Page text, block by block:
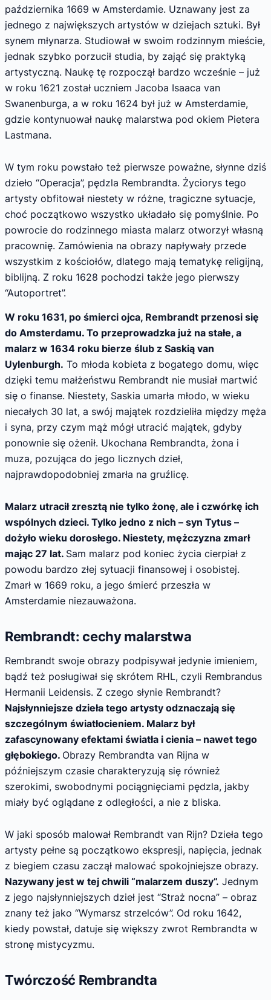
października 1669 w Amsterdamie. Uznawany jest za
jednego z największych artystów w dziejach sztuki. Był
synem młynarza. Studiował w swoim rodzinnym mieście,
jednak szybko porzucił studia, by zająć się praktyką
artystyczną. Naukę tę rozpoczął bardzo wcześnie – już
w roku 1621 został uczniem Jacoba Isaaca van
Swanenburga, a w roku 1624 był już w Amsterdamie,
gdzie kontynuował naukę malarstwa pod okiem Pietera
Lastmana.
W tym roku powstało też pierwsze poważne, słynne dziś
dzieło “Operacja”, pędzla Rembrandta. Życiorys tego
artysty obfitował niestety w różne, tragiczne sytuacje,
choć początkowo wszystko układało się pomyślnie. Po
powrocie do rodzinnego miasta malarz otworzył własną
pracownię. Zamówienia na obrazy napływały przede
wszystkim z kościołów, dlatego mają tematykę religijną,
biblijną. Z roku 1628 pochodzi także jego pierwszy
“Autoportret”.
W roku 1631, po śmierci ojca, Rembrandt przenosi się
do Amsterdamu. To przeprowadzka już na stałe, a
malarz w 1634 roku bierze ślub z Saskią van
Uylenburgh. To młoda kobieta z bogatego domu, więc
dzięki temu małżeństwu Rembrandt nie musiał martwić
się o finanse. Niestety, Saskia umarła młodo, w wieku
niecałych 30 lat, a swój majątek rozdzieliła między męża
i syna, przy czym mąż mógł utracić majątek, gdyby
ponownie się ożenił. Ukochana Rembrandta, żona i
muza, pozująca do jego licznych dzieł,
najprawdopodobniej zmarła na gruźlicę.
Malarz utracił zresztą nie tylko żonę, ale i czwórkę ich
wspólnych dzieci. Tylko jedno z nich – syn Tytus –
dożyło wieku dorosłego. Niestety, mężczyzna zmarł
mając 27 lat. Sam malarz pod koniec życia cierpiał z
powodu bardzo złej sytuacji finansowej i osobistej.
Zmarł w 1669 roku, a jego śmierć przeszła w
Amsterdamie niezauważona.
Rembrandt: cechy malarstwa
Rembrandt swoje obrazy podpisywał jedynie imieniem,
bądź też posługiwał się skrótem RHL, czyli Rembrandus
Hermanii Leidensis. Z czego słynie Rembrandt?
Najsłynniejsze dzieła tego artysty odznaczają się
szczególnym światłocieniem. Malarz był
zafascynowany efektami światła i cienia – nawet tego
głębokiego. Obrazy Rembrandta van Rijna w
późniejszym czasie charakteryzują się również
szerokimi, swobodnymi pociągnięciami pędzla, jakby
miały być oglądane z odległości, a nie z bliska.
W jaki sposób malował Rembrandt van Rijn? Dzieła tego
artysty pełne są początkowo ekspresji, napięcia, jednak
z biegiem czasu zaczął malować spokojniejsze obrazy.
Nazywany jest w tej chwili “malarzem duszy”. Jednym
z jego najsłynniejszych dzieł jest “Straż nocna” – obraz
znany też jako “Wymarsz strzelców”. Od roku 1642,
kiedy powstał, datuje się większy zwrot Rembrandta w
stronę mistycyzmu.
Twórczość Rembrandta